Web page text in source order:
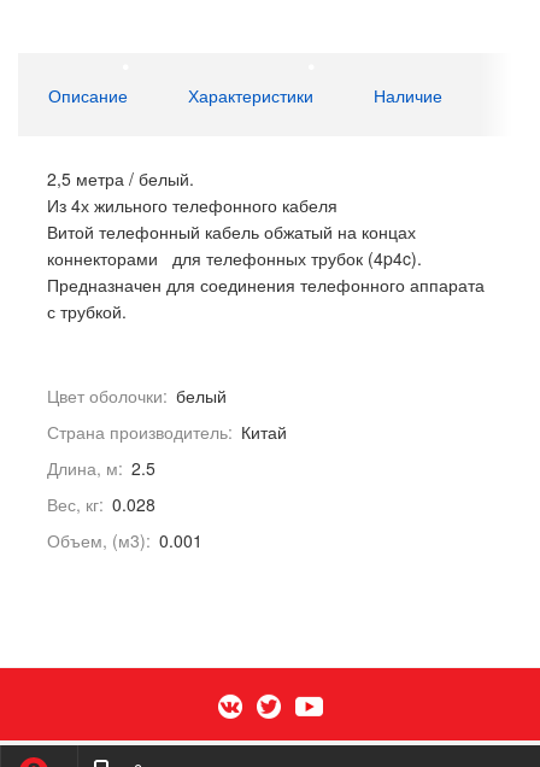
Описание Характеристики Наличие
2,5 метра / белый.
Из 4х жильного телефонного кабеля
Витой телефонный кабель обжатый на концах
коннекторами для телефонных трубок (4p4c).
Предназначен для соединения телефонного аппарата
с трубкой.
Цвет оболочки: белый
Страна производитель: Китай
Длина, м: 2.5
Вес, кг: 0.028
Объем, (м3): 0.001